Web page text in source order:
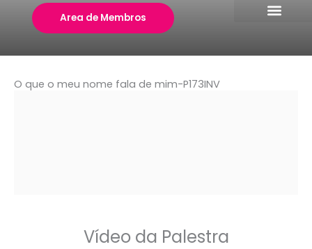
Area de Membros
O que o meu nome fala de mim-P173INV
Vídeo da Palestra